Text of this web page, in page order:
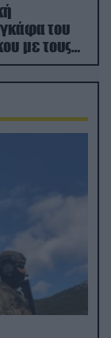
του
με τους